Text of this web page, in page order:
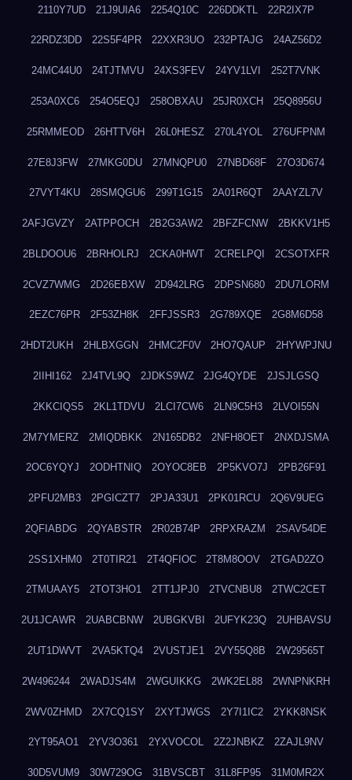
2110Y7UD 21J9UIA6 2254Q10C 226DDKTL 22R2IX7P
22RDZ3DD 22S5F4PR 22XXR3UO 232PTAJG 24AZ56D2
24MC44U0 24TJTMVU 24XS3FEV 24YV1LVI 252T7VNK
253A0XC6 254O5EQJ 258OBXAU 25JR0XCH 25Q8956U
25RMMEOD 26HTTV6H 26L0HESZ 270L4YOL 276UFPNM
27E8J3FW 27MKG0DU 27MNQPU0 27NBD68F 27O3D674
27VYT4KU 28SMQGU6 299T1G15 2A01R6QT 2AAYZL7V
2AFJGVZY 2ATPPOCH 2B2G3AW2 2BFZFCNW 2BKKV1H5
2BLDOOU6 2BRHOLRJ 2CKA0HWT 2CRELPQI 2CSOTXFR
2CVZ7WMG 2D26EBXW 2D942LRG 2DPSN680 2DU7LORM
2EZC76PR 2F53ZH8K 2FFJSSR3 2G789XQE 2G8M6D58
2HDT2UKH 2HLBXGGN 2HMC2F0V 2HO7QAUP 2HYWPJNU
2IIHI162 2J4TVL9Q 2JDKS9WZ 2JG4QYDE 2JSJLGSQ
2KKCIQS5 2KL1TDVU 2LCI7CW6 2LN9C5H3 2LVOI55N
2M7YMERZ 2MIQDBKK 2N165DB2 2NFH8OET 2NXDJSMA
2OC6YQYJ 2ODHTNIQ 2OYOC8EB 2P5KVO7J 2PB26F91
2PFU2MB3 2PGICZT7 2PJA33U1 2PK01RCU 2Q6V9UEG
2QFIABDG 2QYABSTR 2R02B74P 2RPXRAZM 2SAV54DE
2SS1XHM0 2T0TIR21 2T4QFIOC 2T8M8OOV 2TGAD2ZO
2TMUAAY5 2TOT3HO1 2TT1JPJ0 2TVCNBU8 2TWC2CET
2U1JCAWR 2UABCBNW 2UBGKVBI 2UFYK23Q 2UHBAVSU
2UT1DWVT 2VA5KTQ4 2VUSTJE1 2VY55Q8B 2W29565T
2W496244 2WADJS4M 2WGUIKKG 2WK2EL88 2WNPNKRH
2WV0ZHMD 2X7CQ1SY 2XYTJWGS 2Y7I1IC2 2YKK8NSK
2YT95AO1 2YV3O361 2YXVOCOL 2Z2JNBKZ 2ZAJL9NV
30D5VUM9 30W729OG 31BVSCBT 31L8FP95 31M0MR2X